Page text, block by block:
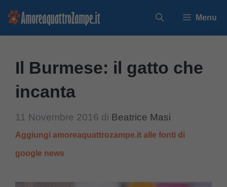
Vai
Menu
Il Burmese: il gatto che
incanta
11 Novembre 2016 di Beatrice Masi
Aggiungi amoreaquattrozampe.it alle fonti di
google news